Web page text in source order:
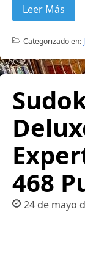
Leer Más
Categorizado en:
468
24 de mayo